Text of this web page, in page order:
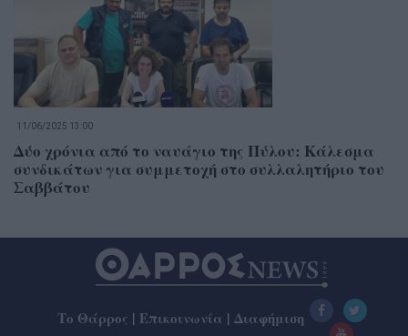
11/06/2025 13:00
Δύο χρόνια από το ναυάγιο της Πύλου: Κάλεσμα
συνδικάτων για συμμετοχή στο συλλαλητήριο του
Σαββάτου
Το Θάρρος | Επικοινωνία | Διαφήμιση